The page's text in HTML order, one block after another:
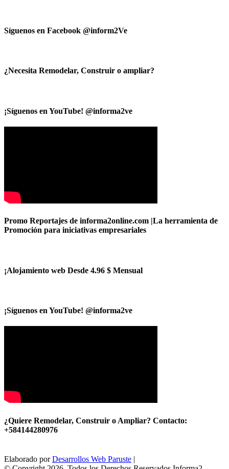
Síguenos en Facebook @inform2Ve
¿Necesita Remodelar, Construir o ampliar?
¡Síguenos en YouTube! @informa2ve
Promo Reportajes de informa2online.com |La herramienta de
Promoción para iniciativas empresariales
¡Alojamiento web Desde 4.96 $ Mensual
¡Síguenos en YouTube! @informa2ve
¿Quiere Remodelar, Construir o Ampliar? Contacto:
+584144280976
Elaborado porDesarrollos Web Paruste |